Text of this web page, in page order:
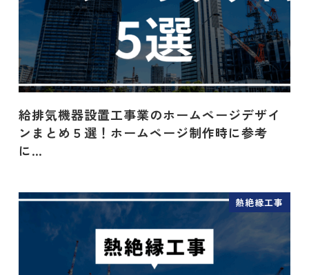
給排気機器設置工事業のホームページデザイ
ンまとめ５選！ホームページ制作時に参考
に…
熱絶縁工事